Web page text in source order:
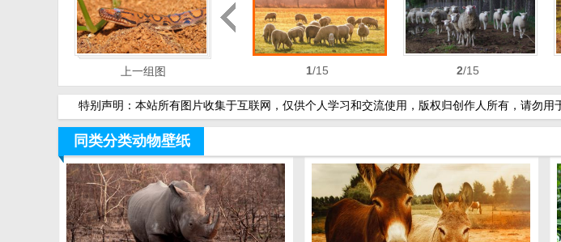
1/15 2/15
上一组图
特别声明：本站所有图片收集于互联网，仅供个人学习和交流使用，版权归创作人所有，请勿
同类分类动物壁纸